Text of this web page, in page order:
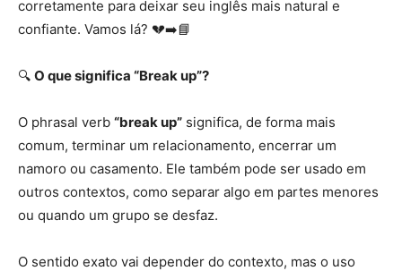
corretamente para deixar seu inglês mais natural e
confiante. Vamos lá? 💔➡️📘
🔍 O que significa “Break up”?
O phrasal verb “break up” significa, de forma mais
comum, terminar um relacionamento, encerrar um
namoro ou casamento. Ele também pode ser usado em
outros contextos, como separar algo em partes menores
ou quando um grupo se desfaz.
O sentido exato vai depender do contexto, mas o uso